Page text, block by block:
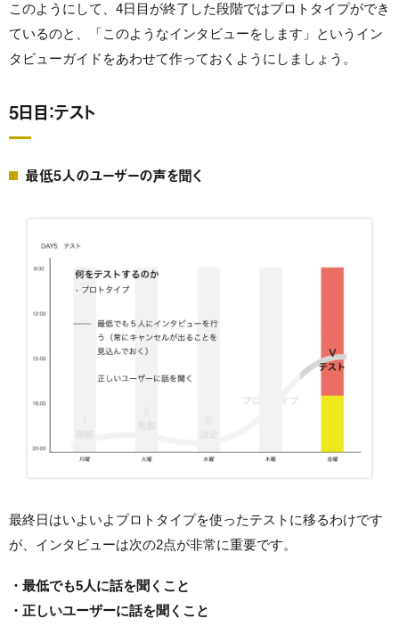
このようにして、4日目が終了した段階ではプロトタイプができ
ているのと、「このようなインタビューをします」というイン
タビューガイドをあわせて作っておくようにしましょう。
5日目：テスト
最低5人のユーザーの声を聞く
最終日はいよいよプロトタイプを使ったテストに移るわけです
が、インタビューは次の2点が非常に重要です。
・最低でも5人に話を聞くこと
・正しいユーザーに話を聞くこと